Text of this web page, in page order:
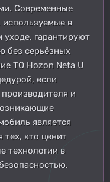
Современные
в
гарантируют
без серьёзных
ТО Hozon Neta U
если
и
является
кто ценит
технологии в